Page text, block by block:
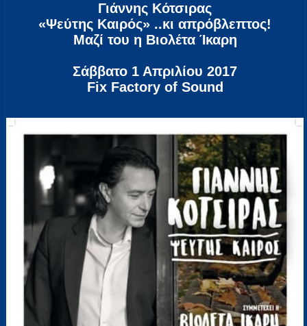
Γιάννης Κότσιρας
«Ψεύτης Καιρός» ..κι απρόβλεπτος!
Μαζί του η Βιολέτα Ίκαρη
Σάββατο 1 Απριλίου 2017
Fix Factory of Sound